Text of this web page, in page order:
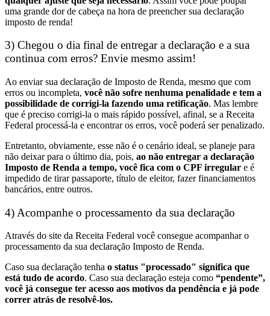
uma grande dor de cabeça na hora de preencher sua declaração
imposto de renda!
3) Chegou o dia final de entregar a declaração e a sua
continua com erros? Envie mesmo assim!
Ao enviar sua declaração de Imposto de Renda, mesmo que com
erros ou incompleta, você não sofre nenhuma penalidade e tem a
possibilidade de corrigi-la fazendo uma retificação. Mas lembre
que é preciso corrigi-la o mais rápido possível, afinal, se a Receita
Federal processá-la e encontrar os erros, você poderá ser penalizado.
Entretanto, obviamente, esse não é o cenário ideal, se planeje para
não deixar para o último dia, pois, ao não entregar a declaração
Imposto de Renda a tempo, você fica com o CPF irregular e é
impedido de tirar passaporte, título de eleitor, fazer financiamentos
bancários, entre outros.
4) Acompanhe o processamento da sua declaração
Através do site da Receita Federal você consegue acompanhar o
processamento da sua declaração Imposto de Renda.
Caso sua declaração tenha o status "processado" significa que
está tudo de acordo. Caso sua declaração esteja como “pendente”,
você já consegue ter acesso aos motivos da pendência e já pode
correr atrás de resolvê-los.